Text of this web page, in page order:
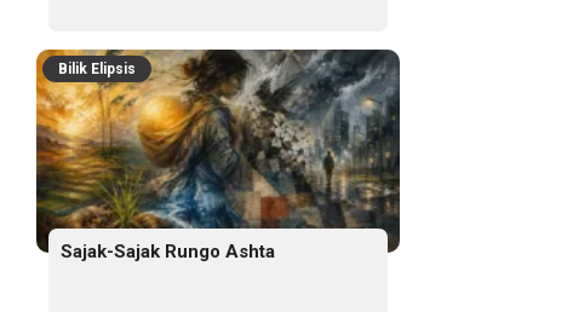
Bilik Elipsis
Sajak-Sajak Rungo Ashta